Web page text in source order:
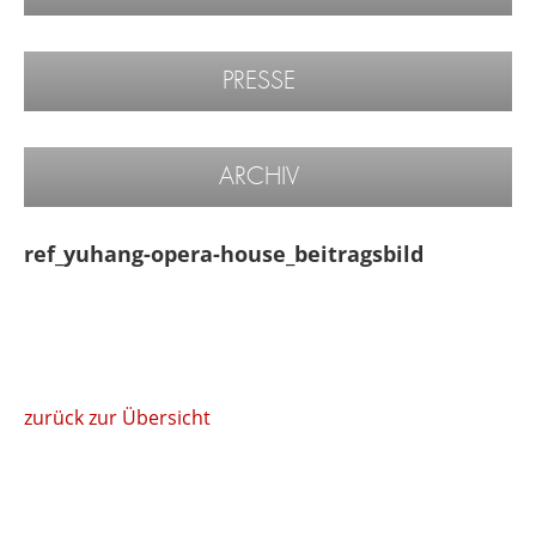
PRESSE
ARCHIV
ref_yuhang-opera-house_beitragsbild
zurück zur Übersicht